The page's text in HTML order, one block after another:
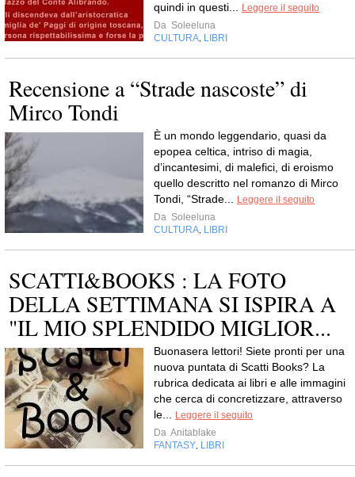
quindi in questi...
Leggere il seguito
Da Soleeluna
CULTURA LIBRI
Recensione a “Strade nascoste” di
Mirco Tondi
È un mondo leggendario, quasi da
epopea celtica, intriso di magia,
d’incantesimi, di malefici, di eroismo
quello descritto nel romanzo di Mirco
Tondi, “Strade...
Leggere il seguito
Da Soleeluna
CULTURA LIBRI
SCATTI&BOOKS : LA FOTO
DELLA SETTIMANA SI ISPIRA A
"IL MIO SPLENDIDO MIGLIOR...
Buonasera lettori! Siete pronti per una
nuova puntata di Scatti Books? La
rubrica dedicata ai libri e alle immagini
che cerca di concretizzare, attraverso
le...
Leggere il seguito
Da Anitablake
FANTASY LIBRI